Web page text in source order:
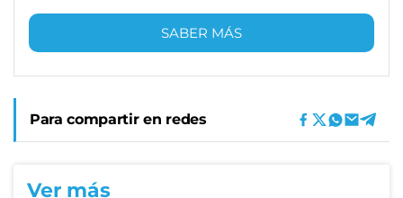
SABER MÁS
Para compartir en redes
Ver más